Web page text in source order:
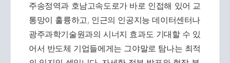
주송정역과 호남고속도로가 바로 인접해 있어 교
통망이 훌륭하고, 인근의 인공지능 데이터센터나
광주과학기술원과의 시너지 효과도 기대할 수 있
어서 반도체 기업들에게는 그야말로 탐나는 최적